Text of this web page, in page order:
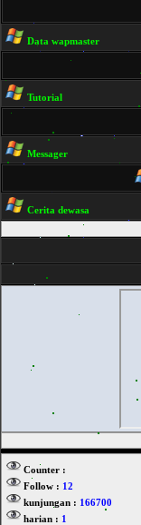
Data wapmaster
Tutorial
Messager
Cerita dewasa
Counter :
Follow : 12
kunjungan : 166700
harian : 1